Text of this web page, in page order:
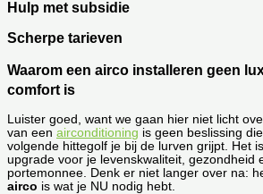
Hulp met subsidie
Scherpe tarieven
Waarom een airco installeren geen
comfort is
Luister goed, want we gaan hier niet licht
van een airconditioning is geen beslissing
volgende hittegolf je bij de lurven grijpt. Het
upgrade voor je levenskwaliteit, gezondheid
portemonnee. Denk er niet langer over na:
airco is wat je NU nodig hebt.